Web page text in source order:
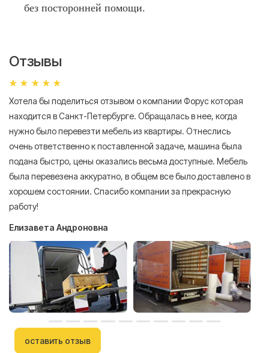
без посторонней помощи.
Отзывы
Хотела бы поделиться отзывом о компании Форус которая
находится в Санкт-Петербурге. Обращалась в нее, когда
нужно было перевезти мебель из квартиры. Отнеслись
очень ответственно к поставленной задаче, машина была
подана быстро, цены оказались весьма доступные. Мебель
была перевезена аккуратно, в общем все было доставлено в
хорошем состоянии. Спасибо компании за прекрасную
работу!
Елизавета Андроновна
оставить отзыв